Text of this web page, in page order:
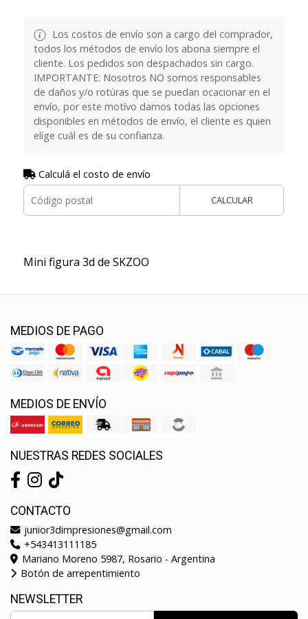
Los costos de envío son a cargo del comprador,
todos los métodos de envío los abona siempre el
cliente. Los pedidos son despachados sin cargo.
IMPORTANTE: Nosotros NO somos responsables
de daños y/o rotúras que se puedan ocacionar en el
envío, por este motívo damos todas las opciones
disponibles en métodos de envío, el cliente es quien
elíge cuál es de su confianza.
Calculá el costo de envío
CALCULAR
Mini figura 3d de SKZOO
MEDIOS DE PAGO
MEDIOS DE ENVÍO
NUESTRAS REDES SOCIALES
CONTACTO
junior3dimpresiones@gmail.com
+543413111185
Mariano Moreno 5987, Rosario - Argentina
Botón de arrepentimiento
NEWSLETTER